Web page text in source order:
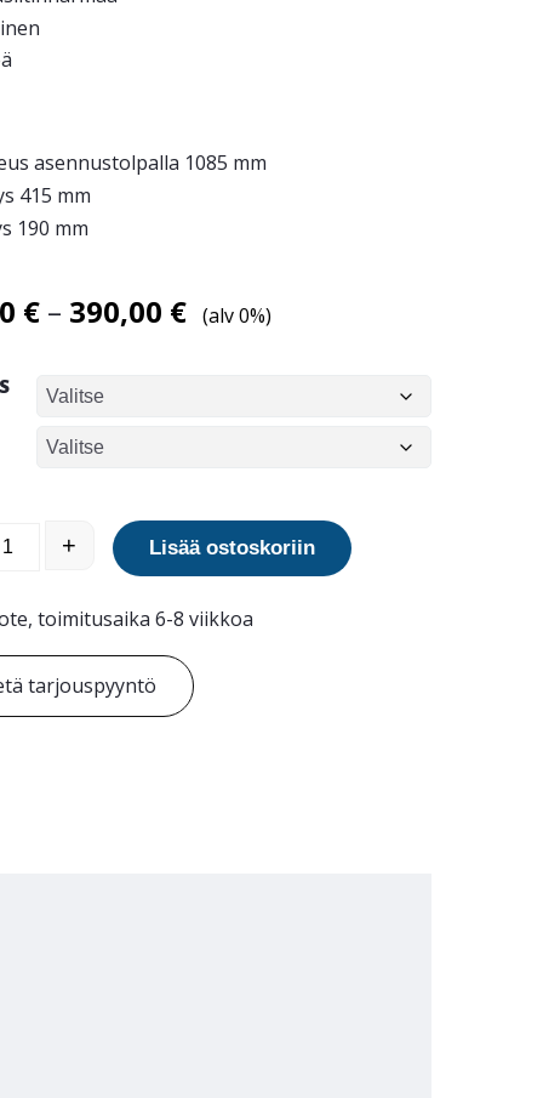
asennustolpalla 1085 mm
415 mm
190 mm
€ – 390,00 €Hintaluokka:
(alv 0%)
City pussiautomaatti määrä
+ Lisää ostoskoriin
toimitusaika 6-8 viikkoa
tarjouspyyntö